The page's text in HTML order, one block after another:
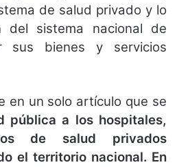
de salud privado y lo
del sistema nacional de
sus bienes y servicios
en un solo artículo que se
pública a los hospitales,
de salud privados
el territorio nacional. En